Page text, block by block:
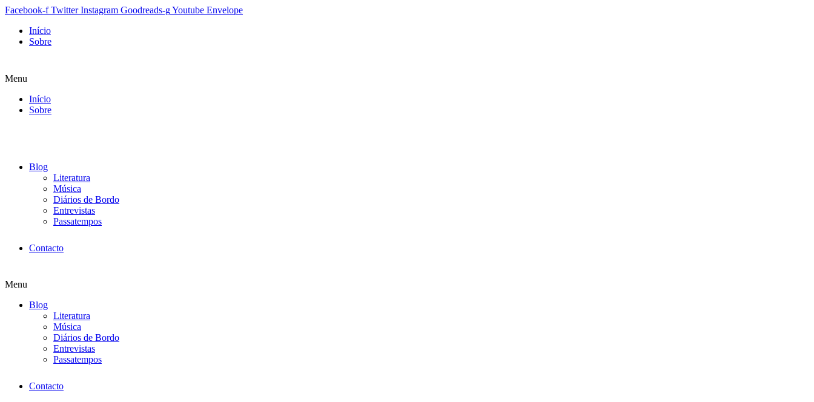
Facebook-f Twitter Instagram Goodreads-gYoutube Envelope
Início
Sobre
Menu
Início
Sobre
Blog
Literatura
Música
Diários de Bordo
Entrevistas
Passatempos
Contacto
Menu
Blog
Literatura
Música
Diários de Bordo
Entrevistas
Passatempos
Contacto